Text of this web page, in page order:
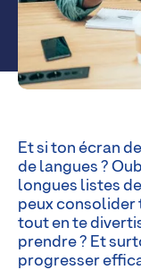
Et si ton écran
de langues ?
longues listes
peux consolider
tout en te
prendre ? Et
progresser